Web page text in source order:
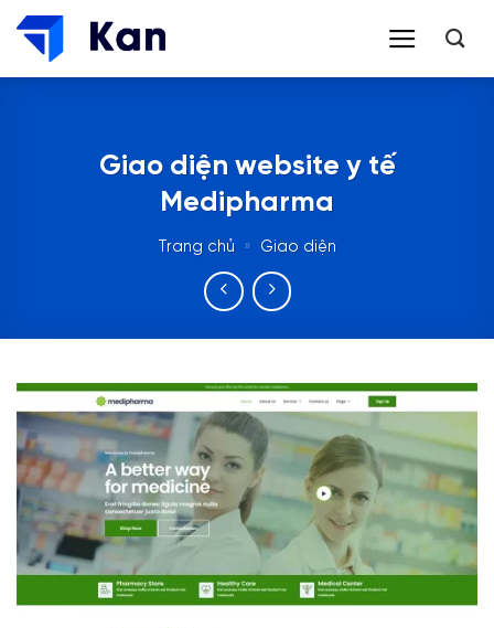
Bỏ
qua
nội
Giao diện website y tế
Medipharma
Trang chủ » Giao diện